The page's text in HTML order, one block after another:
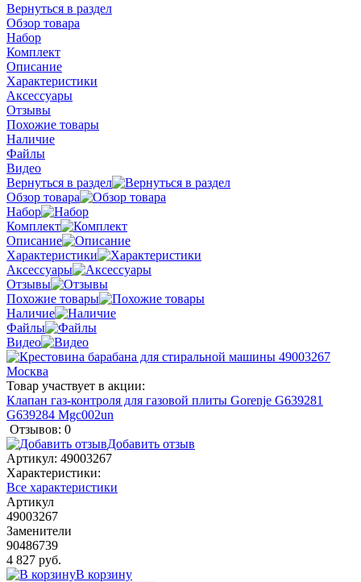
Вернуться в раздел
Обзор товара
Набор
Комплект
Описание
Характеристики
Аксессуары
Отзывы
Похожие товары
Наличие
Файлы
Видео
Вернуться в раздел
Обзор товара
Набор
Комплект
Описание
Характеристики
Аксессуары
Отзывы
Похожие товары
Наличие
Файлы
Видео
Товар участвует в акции:
Клапан газ-контроля для газовой плиты Gorenje G639281
G639284 Mgc002un
Отзывов: 0
Добавить отзыв
Артикул: 49003267
Характеристики:
Все характеристики
Артикул
49003267
Заменители
90486739
4 827 руб.
В корзину